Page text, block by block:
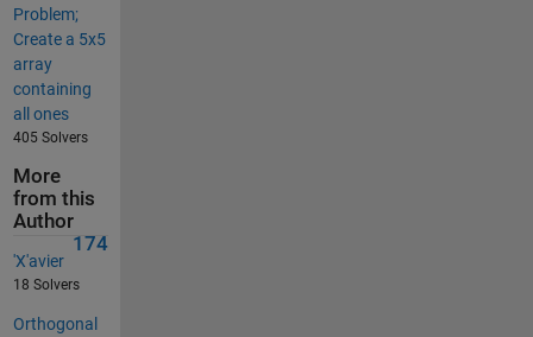
Problem;
Create a 5x5
array
containing
all ones
405 Solvers
More
from this
Author
174
'X'avier
18 Solvers
Orthogonal